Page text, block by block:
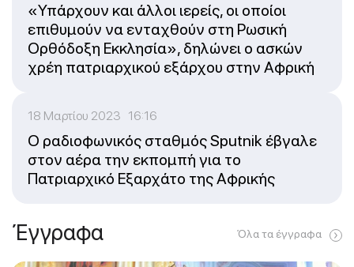
«Υπάρχουν και άλλοι ιερείς, οι οποίοι
επιθυμούν να ενταχθούν στη Ρωσική
Ορθόδοξη Εκκλησία», δηλώνει ο ασκών
χρέη πατριαρχικού εξάρχου στην Αφρική
18 Μαρτίου 2023 16:16
Ο ραδιοφωνικός σταθμός Sputnik έβγαλε
στον αέρα την εκπομπή για το
Πατριαρχικό Εξαρχάτο της Αφρικής
Έγγραφα Όλα τα έγγραφα